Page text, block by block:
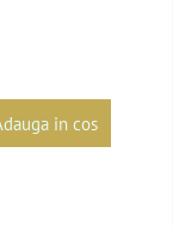
in cos